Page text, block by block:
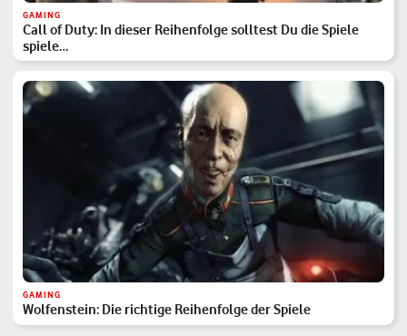
GAMING
Call of Duty: In dieser Reihenfolge solltest Du die Spiele
spiele…
GAMING
Wolfenstein: Die richtige Reihenfolge der Spiele